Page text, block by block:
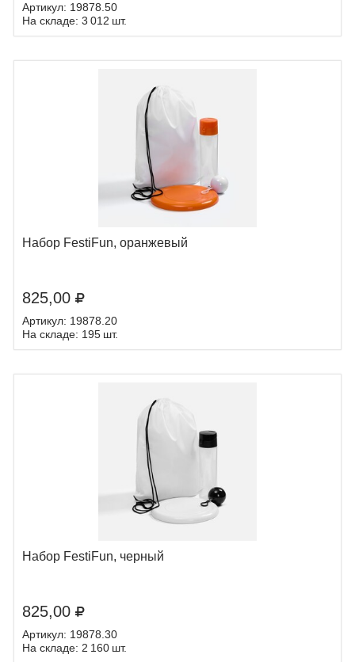
Артикул: 19878.50
На складе: 3 012 шт.
Набор FestiFun, оранжевый
825,00
Артикул: 19878.20
На складе: 195 шт.
Набор FestiFun, черный
825,00
Артикул: 19878.30
На складе: 2 160 шт.